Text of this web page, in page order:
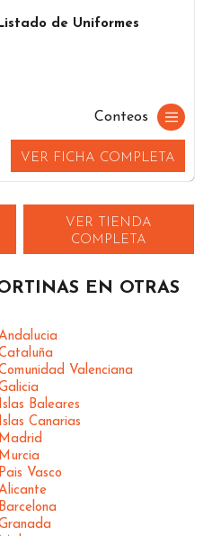
de Uniformes
Conteos
VER FICHA COMPLETA
VER TIENDA
COMPLETA
EN OTRAS
Valenciana
Baleares
Canarias
Vasco